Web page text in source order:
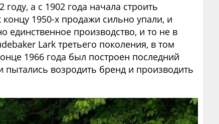
а с 1902 года начала строить
1950-х продажи сильно упали, и
единственное производство, и то не в
Lark третьего поколения, в том
1966 года был построен последний
пытались возродить бренд и производить